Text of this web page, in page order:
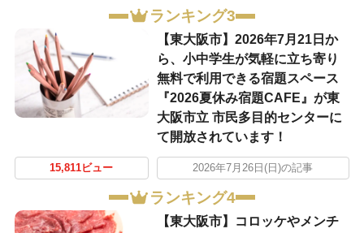
ランキング3
【東大阪市】2026年7月21日か
ら、小中学生が気軽に立ち寄り
無料で利用できる宿題スペース
『2026夏休み宿題CAFE』が東
大阪市立 市民多目的センターに
て開放されています！
15,811ビュー 2026年7月26日(日)の記事
ランキング4
【東大阪市】コロッケやメンチ